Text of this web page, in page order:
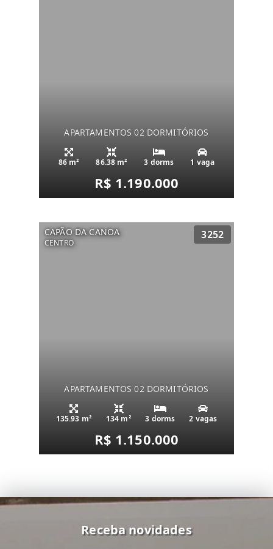
APARTAMENTOS 02 DORMITÓRIOS
86 m² 86.38 m² 3 dorms 1 vaga
R$ 1.190.000
CAPÃO DA CANOA
CENTRO
3252
APARTAMENTOS 02 DORMITÓRIOS
135.93 m² 134 m² 3 dorms 2 vagas
R$ 1.150.000
Receba novidades